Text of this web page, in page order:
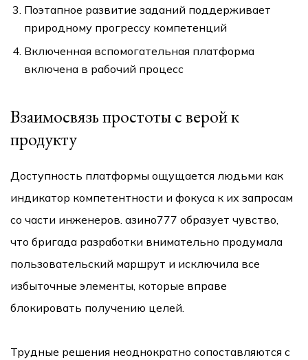
Поэтапное развитие заданий поддерживает
природному прогрессу компетенций
Включенная вспомогательная платформа
включена в рабочий процесс
Взаимосвязь простоты с верой к
продукту
Доступность платформы ощущается людьми как
индикатор компетентности и фокуса к их запросам
со части инженеров. азино777 образует чувство,
что бригада разработки внимательно продумала
пользовательский маршрут и исключила все
избыточные элементы, которые вправе
блокировать получению целей.
Трудные решения неоднократно сопоставляются с